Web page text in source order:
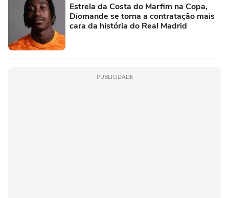
Estrela da Costa do Marfim na Copa,
Diomande se torna a contratação mais
cara da história do Real Madrid
PUBLICIDADE